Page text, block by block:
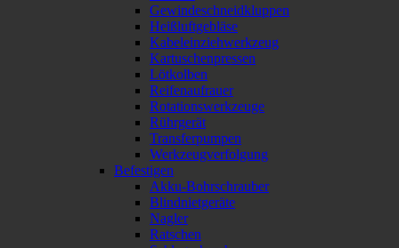
Gewindeschneidkluppen
Heißluftgebläse
Kabeleinziehwerkzeug
Kartuschenpressen
Lötkolben
Reifenaufrauer
Rotationswerkzeuge
Rührgerät
Transferpumpen
Werkzeugverfolgung
Befestigen
Akku-Bohrschrauber
Blindnietgeräte
Nagler
Ratschen